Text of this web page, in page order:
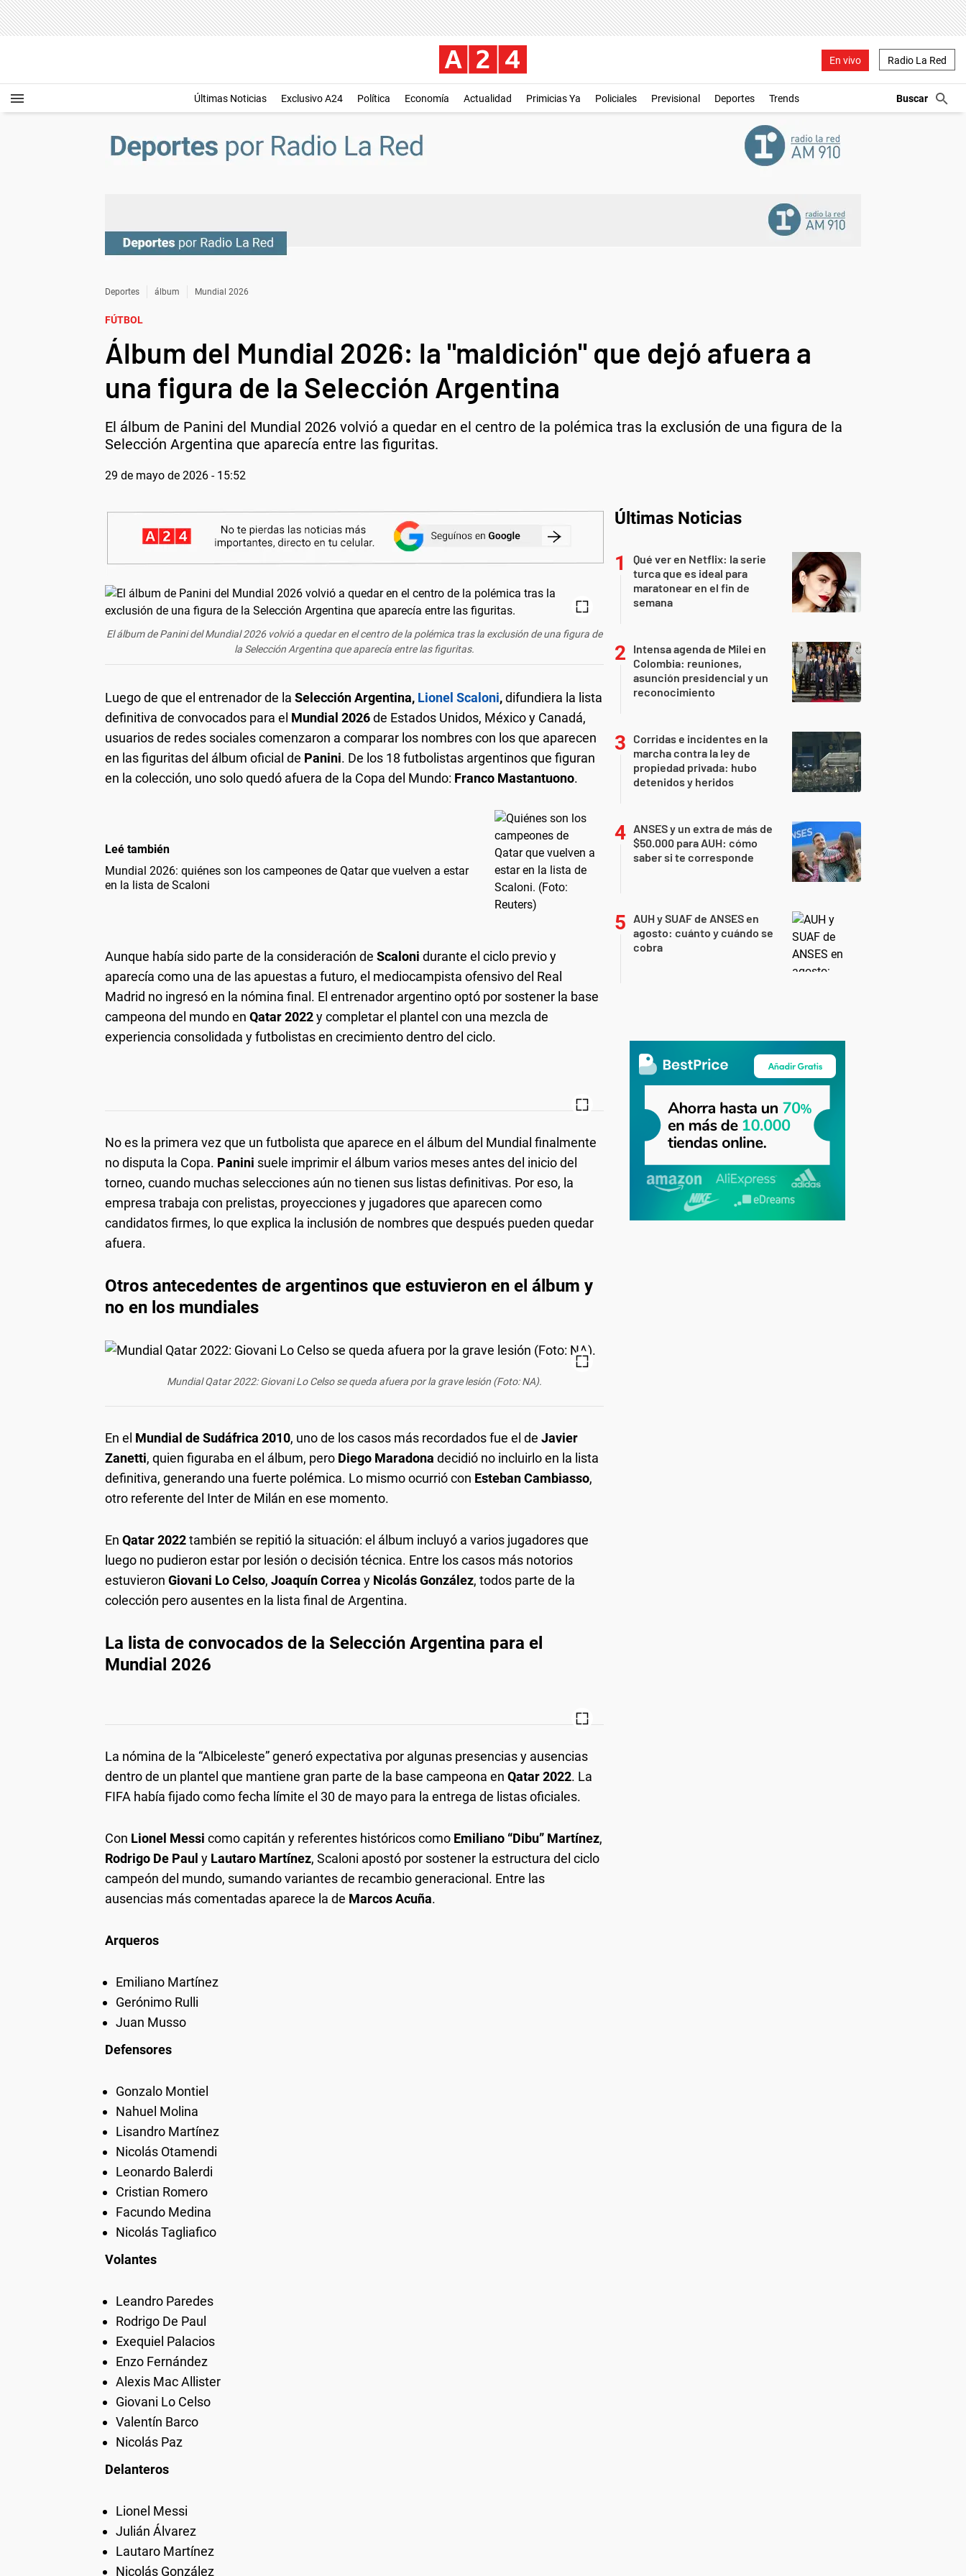
En vivo Radio La Red
Últimas Noticias Exclusivo A24 Política Economía Actualidad Primicias Ya Policiales Previsional Deportes Trends
Deportes álbum Mundial 2026
FÚTBOL
Álbum del Mundial 2026: la "maldición" que dejó afuera a
una figura de la Selección Argentina
El álbum de Panini del Mundial 2026 volvió a quedar en el centro de la polémica tras la exclusión de una figura de la
Selección Argentina que aparecía entre las figuritas.
29 de mayo de 2026 - 15:52
El álbum de Panini del Mundial 2026 volvió a quedar en el centro de la polémica tras la exclusión de una figura de
la Selección Argentina que aparecía entre las figuritas.
Luego de que el entrenador de la Selección Argentina, Lionel Scaloni,difundiera la lista
definitiva de convocados para el Mundial 2026de Estados Unidos, México y Canadá,
usuarios de redes sociales comenzaron a comparar los nombres con los que aparecen
en las figuritas del álbum oficial de Panini. De los 18 futbolistas argentinos que figuran
en la colección, uno solo quedó afuera de la Copa del Mundo: Franco Mastantuono.
Leé también
Mundial 2026: quiénes son los campeones de Qatar que vuelven a estar
en la lista de Scaloni
Aunque había sido parte de la consideración de Scaloni durante el ciclo previo y
aparecía como una de las apuestas a futuro, el mediocampista ofensivo del Real
Madrid no ingresó en la nómina final. El entrenador argentino optó por sostener la base
campeona del mundo en Qatar 2022y completar el plantel con una mezcla de
experiencia consolidada y futbolistas en crecimiento dentro del ciclo.
No es la primera vez que un futbolista que aparece en el álbum del Mundial finalmente
no disputa la Copa. Panini suele imprimir el álbum varios meses antes del inicio del
torneo, cuando muchas selecciones aún no tienen sus listas definitivas. Por eso, la
empresa trabaja con prelistas, proyecciones y jugadores que aparecen como
candidatos firmes, lo que explica la inclusión de nombres que después pueden quedar
afuera.
Otros antecedentes de argentinos que estuvieron en el álbum y
no en los mundiales
Mundial Qatar 2022: Giovani Lo Celso se queda afuera por la grave lesión (Foto: NA).
En el Mundial de Sudáfrica 2010, uno de los casos más recordados fue el de Javier
Zanetti, quien figuraba en el álbum, pero Diego Maradona decidió no incluirlo en la lista
definitiva, generando una fuerte polémica. Lo mismo ocurrió con Esteban Cambiasso,
otro referente del Inter de Milán en ese momento.
En Qatar 2022también se repitió la situación: el álbum incluyó a varios jugadores que
luego no pudieron estar por lesión o decisión técnica. Entre los casos más notorios
estuvieron Giovani Lo Celso, Joaquín Correa y Nicolás González, todos parte de la
colección pero ausentes en la lista final de Argentina.
La lista de convocados de la Selección Argentina para el
Mundial 2026
La nómina de la “Albiceleste” generó expectativa por algunas presencias y ausencias
dentro de un plantel que mantiene gran parte de la base campeona en Qatar 2022. La
FIFA había fijado como fecha límite el 30 de mayo para la entrega de listas oficiales.
Con Lionel Messi como capitán y referentes históricos como Emiliano “Dibu” Martínez,
Rodrigo De Paul y Lautaro Martínez, Scaloni apostó por sostener la estructura del ciclo
campeón del mundo, sumando variantes de recambio generacional. Entre las
ausencias más comentadas aparece la de Marcos Acuña.
Arqueros
Emiliano Martínez
Gerónimo Rulli
Juan Musso
Defensores
Gonzalo Montiel
Nahuel Molina
Lisandro Martínez
Nicolás Otamendi
Leonardo Balerdi
Cristian Romero
Facundo Medina
Nicolás Tagliafico
Volantes
Leandro Paredes
Rodrigo De Paul
Exequiel Palacios
Enzo Fernández
Alexis Mac Allister
Giovani Lo Celso
Valentín Barco
Nicolás Paz
Delanteros
Lionel Messi
Julián Álvarez
Lautaro Martínez
Nicolás González
Últimas Noticias
Qué ver en Netflix: la serie
turca que es ideal para
maratonear en el fin de
semana
Intensa agenda de Milei en
Colombia: reuniones,
asunción presidencial y un
reconocimiento
Corridas e incidentes en la
marcha contra la ley de
propiedad privada: hubo
detenidos y heridos
ANSES y un extra de más de
$50.000 para AUH: cómo
saber si te corresponde
AUH y SUAF de ANSES en
agosto: cuánto y cuándo se
cobra